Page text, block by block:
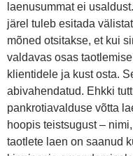
laenusummat ei
järel tuleb esitada
mõned otsitakse, et kui
valdavas osas
klientidele ja kust osta.
abivahendatud. Ehkki
pankrotiavalduse võtta
hoopis teistsugust –
taotlete laen on saanud